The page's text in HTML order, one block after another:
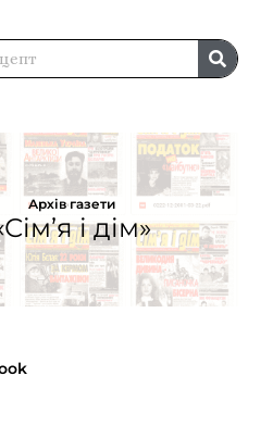
Архів газети
і дім»